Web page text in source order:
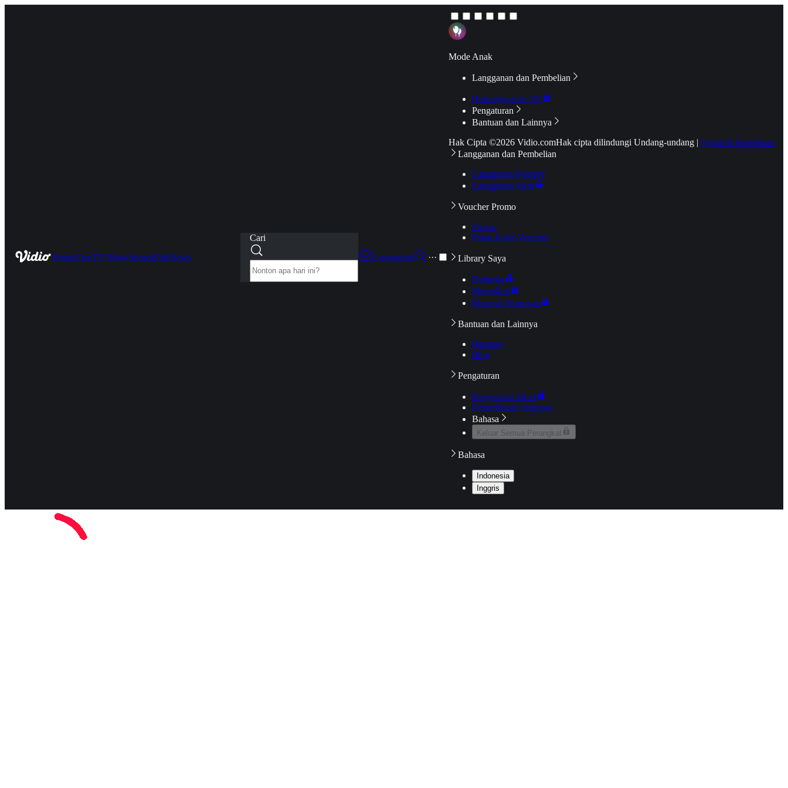
HomeLiveTV ShowSportsKidsNews
Cari
Langganan
···
Mode Anak
Langganan dan Pembelian
Hubungkan ke TV
Pengaturan
Bantuan dan Lainnya
Hak Cipta ©2026 Vidio.comHak cipta dilindungi Undang-undang | Syarat & Ketentuan
Langganan dan Pembelian
Langganan Premier
Langganan Aktif
Voucher Promo
Promo
Pakai Kode Voucher
Library Saya
Daftarku
Mengikuti
Riwayat Tontonan
Bantuan dan Lainnya
Bantuan
Blog
Pengaturan
Pengaturan Akun
Pemeriksaan Jaringan
Bahasa
Keluar Semua Perangkat
Bahasa
Indonesia
Inggris